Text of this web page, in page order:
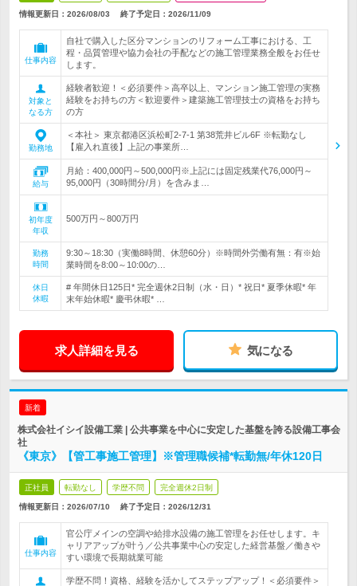
情報更新日：2026/08/03 終了予定日： 2026/11/09
仕事内容
自社で購入した区分マンションのリフォーム工事における、工
程・品質管理や協力会社の手配などの施工管理業務全般をお任せ
します。
対象と
なる方
経験者歓迎！＜必須要件＞高卒以上、マンション施工管理の実務
経験をお持ちの方＜歓迎要件＞建築施工管理技士の資格をお持ち
の方
勤務地
＜本社＞ 東京都港区浜松町2-7-1 第38荒井ビル6F ※転勤なし
【雇入れ直後】上記の事業所…
給与
月給：400,000円～500,000円※上記には固定残業代76,000円～
95,000円（30時間分/月）を含みま…
初年度
年収
500万円～800万円
勤務
時間
9:30～18:30（実働8時間、休憩60分）※時間外労働有無：有※始
業時間を8:00～10:00の…
休日
休暇
# 年間休日125日* 完全週休2日制（水・日）* 祝日* 夏季休暇* 年
末年始休暇* 慶弔休暇* …
求人詳細を見る 気になる
新着
株式会社イシイ設備工業 | 公共事業を中心に安定した基盤を誇る設備工事会
社
《東京》【管工事施工管理】※管理職候補*転勤無/年休120日
正社員 転勤なし 学歴不問 完全週休2日制
情報更新日：2026/07/10 終了予定日： 2026/12/31
仕事内容
官公庁メインの空調や給排水設備の施工管理をお任せします。キ
ャリアアップが叶う／公共事業中心の安定した経営基盤／働きや
すい環境で長期就業可能
学歴不問！資格、経験を活かしてステップアップ！＜必須要件＞